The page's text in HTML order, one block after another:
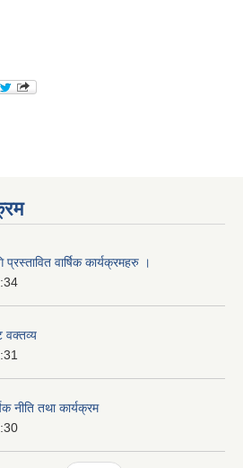
वार्षिक कार्यक्रमहरु ।
नीति तथा कार्यक्रम